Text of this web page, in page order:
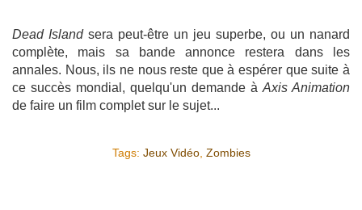
Dead Islandsera peut-être un jeu superbe, ou un nanard
complète, mais sa bande annonce restera dans les
annales. Nous, ils ne nous reste que à espérer que suite à
ce succès mondial, quelqu'un demande à Axis Animation
de faire un film complet sur le sujet...
Tags: Jeux Vidéo, Zombies